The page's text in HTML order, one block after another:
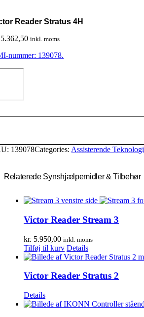
Reader Stratus 4H
inkl. moms
nummer: 139078.
139078Categories: Assisterende Teknologi
Relaterede Synshjælpemidler & Tilbehør
Victor Reader Stream 3
kr. 5.950,00 inkl. moms
Tilføj til kurv Details
Victor Reader Stratus 2
Details